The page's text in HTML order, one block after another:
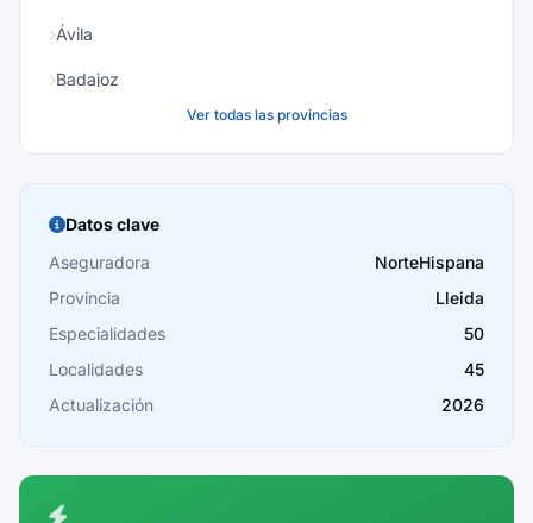
Ávila
Badajoz
Burgos
Cáceres
Cádiz
Cantabria
Castellón
Ver todas las provincias
Datos clave
Aseguradora
NorteHispana
Provincia
Lleida
Especialidades
50
Localidades
45
Actualización
2026